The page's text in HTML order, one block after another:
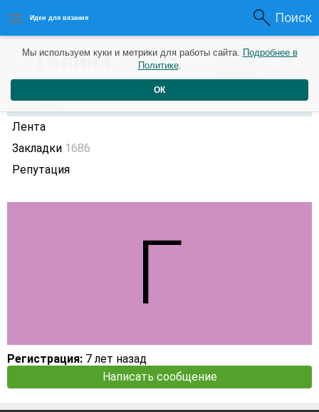
Идеи для вязания Поиск
Галина1 день назад 0 0
Профиль
Лента
Закладки 1686
Репутация
Регистрация: 7 лет назад
Написать сообщение
Мы используем куки и метрики для работы сайта. Подробнее в
Политике.
ОК